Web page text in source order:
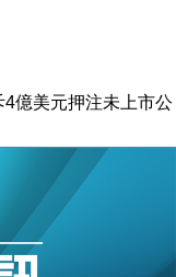
億美元押注未上市公
倉儲市場 加快海外
斥21億翻新香港及
動前 男子攜槍彈被捕